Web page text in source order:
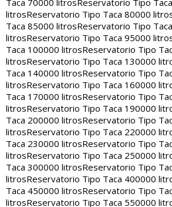
Taca 70000 litros Reservatorio Tipo
litrosReservatorio Tipo Taca 80000
Taca 85000 litrosReservatorio Tipo
litrosReservatorio Tipo Taca 95000
Taca 100000 litrosReservatorio Tipo
litrosReservatorio Tipo Taca 130000
Taca 140000 litrosReservatorio Tipo
litrosReservatorio Tipo Taca 160000
Taca 170000 litrosReservatorio Tipo
litrosReservatorio Tipo Taca 190000
Taca 200000 litrosReservatorio Tipo
litrosReservatorio Tipo Taca 220000
Taca 230000 litrosReservatorio Tipo
litrosReservatorio Tipo Taca 250000
Taca 300000 litrosReservatorio Tipo
litrosReservatorio Tipo Taca 400000
Taca 450000 litrosReservatorio Tipo
litrosReservatorio Tipo Taca 550000